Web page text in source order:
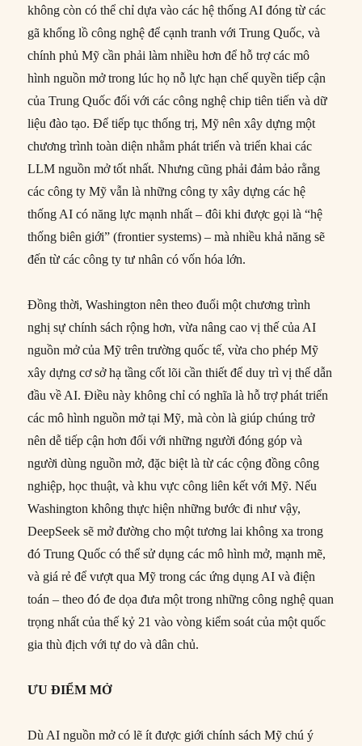
không còn có thể chỉ dựa vào các hệ thống AI đóng từ các
gã khổng lồ công nghệ để cạnh tranh với Trung Quốc, và
chính phủ Mỹ cần phải làm nhiều hơn để hỗ trợ các mô
hình nguồn mở trong lúc họ nỗ lực hạn chế quyền tiếp cận
của Trung Quốc đối với các công nghệ chip tiên tiến và dữ
liệu đào tạo. Để tiếp tục thống trị, Mỹ nên xây dựng một
chương trình toàn diện nhằm phát triển và triển khai các
LLM nguồn mở tốt nhất. Nhưng cũng phải đảm bảo rằng
các công ty Mỹ vẫn là những công ty xây dựng các hệ
thống AI có năng lực mạnh nhất – đôi khi được gọi là “hệ
thống biên giới” (frontier systems) – mà nhiều khả năng sẽ
đến từ các công ty tư nhân có vốn hóa lớn.
Đồng thời, Washington nên theo đuổi một chương trình
nghị sự chính sách rộng hơn, vừa nâng cao vị thế của AI
nguồn mở của Mỹ trên trường quốc tế, vừa cho phép Mỹ
xây dựng cơ sở hạ tầng cốt lõi cần thiết để duy trì vị thế dẫn
đầu về AI. Điều này không chỉ có nghĩa là hỗ trợ phát triển
các mô hình nguồn mở tại Mỹ, mà còn là giúp chúng trở
nên dễ tiếp cận hơn đối với những người đóng góp và
người dùng nguồn mở, đặc biệt là từ các cộng đồng công
nghiệp, học thuật, và khu vực công liên kết với Mỹ. Nếu
Washington không thực hiện những bước đi như vậy,
DeepSeek sẽ mở đường cho một tương lai không xa trong
đó Trung Quốc có thể sử dụng các mô hình mở, mạnh mẽ,
và giá rẻ để vượt qua Mỹ trong các ứng dụng AI và điện
toán – theo đó đe dọa đưa một trong những công nghệ quan
trọng nhất của thế kỷ 21 vào vòng kiểm soát của một quốc
gia thù địch với tự do và dân chủ.
ƯU ĐIỂM MỞ
Dù AI nguồn mở có lẽ ít được giới chính sách Mỹ chú ý